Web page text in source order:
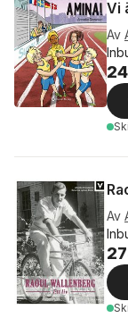
Vi
Av
Av